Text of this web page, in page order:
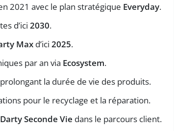
2021 avec le plan stratégique Everyday.
d’ici 2030.
Max d’ici 2025.
par an via Ecosystem.
la durée de vie des produits.
pour le recyclage et la réparation.
Darty Seconde Vie dans le parcours client.